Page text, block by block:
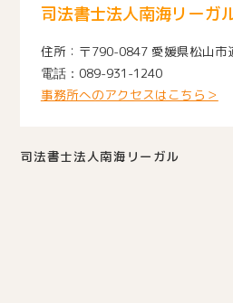
司法書士法人南海リーガ
〒790-0847 愛媛県松山市
089-931-1240
事務所へのアクセスはこちら＞
司法書士法人南海リーガル